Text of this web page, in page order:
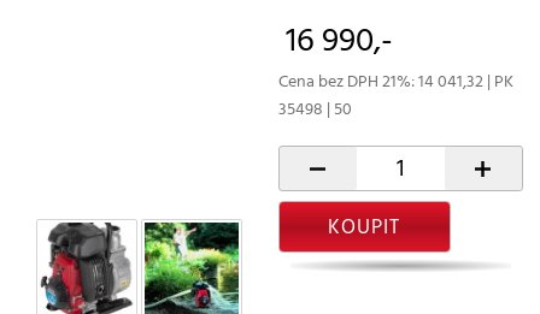
16 990,-
Cena bez DPH 21%: 14 041,32 | PK
35498 | 50
- +
KOUPIT